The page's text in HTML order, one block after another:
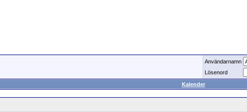
Användarnamn
Lösenord
Kalender